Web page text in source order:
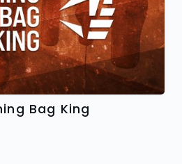
Bag King